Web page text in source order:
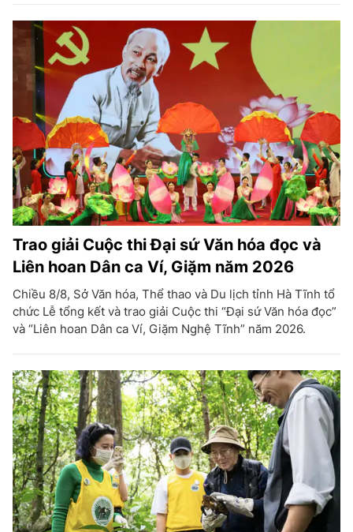
Trao giải Cuộc thi Đại sứ Văn hóa đọc và
Liên hoan Dân ca Ví, Giặm năm 2026
Chiều 8/8, Sở Văn hóa, Thể thao và Du lịch tỉnh Hà Tĩnh tổ
chức Lễ tổng kết và trao giải Cuộc thi “Đại sứ Văn hóa đọc”
và “Liên hoan Dân ca Ví, Giặm Nghệ Tĩnh” năm 2026.